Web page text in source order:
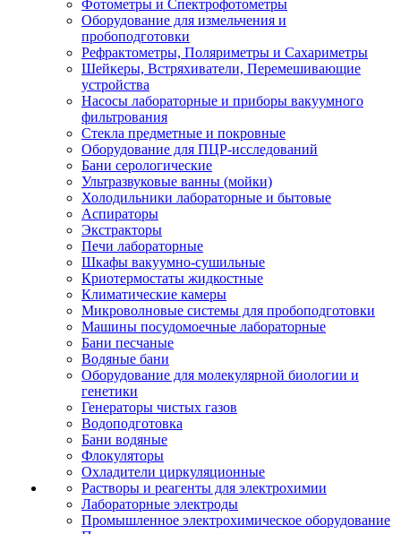
Фотометры и Спектрофотометры
Оборудование для измельчения и
пробоподготовки
Рефрактометры, Поляриметры и Сахариметры
Шейкеры, Встряхиватели, Перемешивающие
устройства
Насосы лабораторные и приборы вакуумного
фильтрования
Стекла предметные и покровные
Оборудование для ПЦР-исследований
Бани серологические
Ультразвуковые ванны (мойки)
Холодильники лабораторные и бытовые
Аспираторы
Экстракторы
Печи лабораторные
Шкафы вакуумно-сушильные
Криотермостаты жидкостные
Климатические камеры
Микроволновые системы для пробоподготовки
Машины посудомоечные лабораторные
Бани песчаные
Водяные бани
Оборудование для молекулярной биологии и
генетики
Генераторы чистых газов
Водоподготовка
Бани водяные
Флокуляторы
Охладители циркуляционные
Растворы и реагенты для электрохимии
Лабораторные электроды
Промышленное электрохимическое оборудование